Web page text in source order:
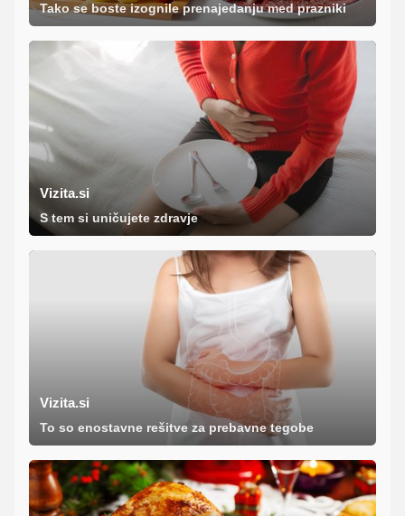
Tako se boste izognile prenajedanju med prazniki
Vizita.si
S tem si uničujete zdravje
Vizita.si
To so enostavne rešitve za prebavne tegobe